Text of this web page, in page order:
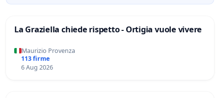
La Graziella chiede rispetto - Ortigia vuole vivere
Maurizio Provenza
113 firme
6 Aug 2026